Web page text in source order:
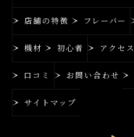
店舗の特徴 フレーバー
機材 初心者 アクセス
口コミ お問い合わせ
サイトマップ